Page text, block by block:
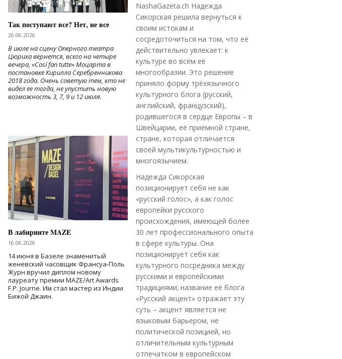
Так поступают все? Нет, не все
26.06.2026
В июле на сцену Оперного театра
Цюриха вернется, всего на четыре
вечера, «Cosí fan tutte» Моцарта в
постановке Кирилла Серебренникова
2018 года. Очень советую тем, кто не
видел ее тогда, не упустить новую
возможность 3, 7, 9 и 12 июля.
В лабиринте MAZE
16.06.2026
14 июня в Базеле знаменитый
женевский часовщик Франсуа-Поль
Журн вручил диплом новому
лауреату премии MAZE/Art Awards
F.P. Journe. Им стал мастер из Индии
Бижой Джаин.
NashaGazeta.ch Надежда
Сикорская решила вернуться к
своим истокам и
сосредоточиться на том, что её
действительно увлекает: к
культуре во всём её
многообразии. Это решение
приняло форму трёхязычного
культурного блога (русский,
английский, французский),
родившегося в сердце Европы – в
Швейцарии, её приёмной стране,
стране, которая отличается
своей мультикультурностью и
многоязычием.
Надежда Сикорская
позиционирует себя не как
«русский голос», а как голос
европейки русского
происхождения, имеющей более
30 лет профессионального опыта
в сфере культуры. Она
позиционирует себя как
культурного посредника между
русскими и европейскими
традициями; название её блога
«Русский акцент» отражает эту
суть – акцент является не
языковым барьером, не
политической позицией, но
отличительным культурным
отпечатком в европейском